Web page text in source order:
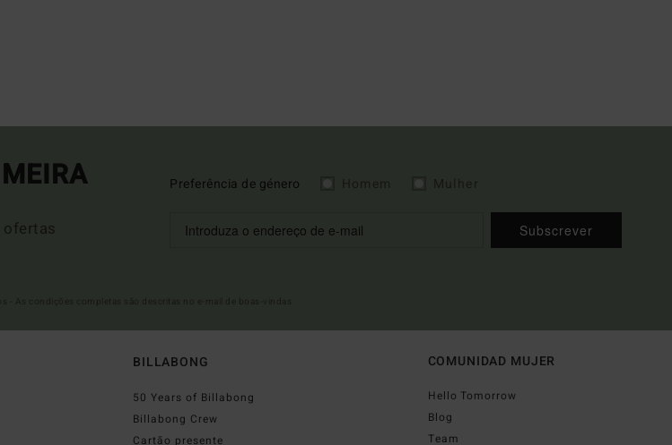
ofertas
Preferência de género
Subscrever
BILLABONG
50 Years of Billabong
Billabong Crew
Cartão presente
COMUNIDAD MUJER
Hello Tomorrow
Blog
Team